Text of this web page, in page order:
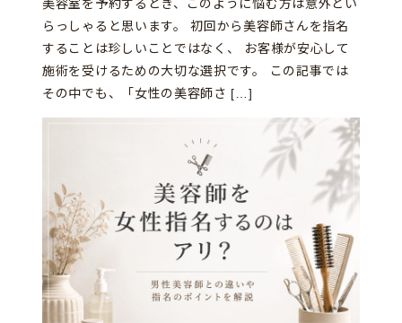
美容室を予約するとき、このように悩む方は意外とい
らっしゃると思います。 初回から美容師さんを指名
することは珍しいことではなく、 お客様が安心して
施術を受けるための大切な選択です。 この記事では
その中でも、「女性の美容師さ […]